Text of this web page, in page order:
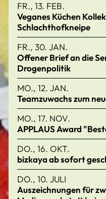
FR., 13. FEB.
Veganes Küchen
Schlachthofkneipe
FR., 30. JAN.
Offener Brief an die
Drogenpolitik
MO., 12. JAN.
Teamzuwachs zum
MO., 17. NOV.
APPLAUS Award
DO., 16. OKT.
bizkaya ab sofort
DO., 10. JULI
Auszeichnungen für